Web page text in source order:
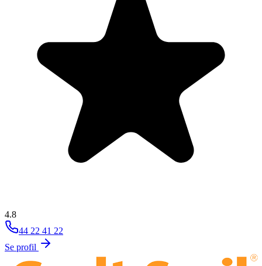
4.8
44 22 41 22
Se profil